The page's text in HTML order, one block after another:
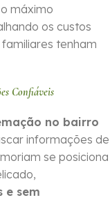
máximo
os custos
tenham
Confiáveis
no bairro
informações de
se posiciona
e sem